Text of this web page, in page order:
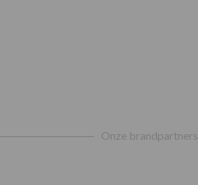
Onze brandpartners